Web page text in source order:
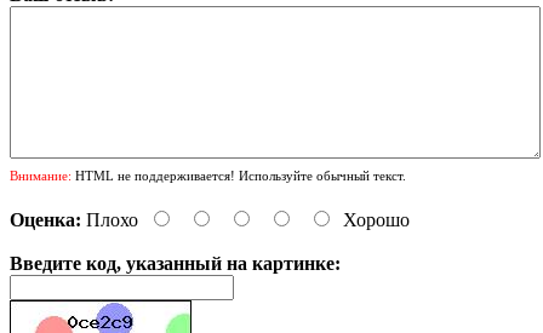
Внимание: HTML не поддерживается! Используйте обычный текст.
Оценка: Плохо Хорошо
Введите код, указанный на картинке: